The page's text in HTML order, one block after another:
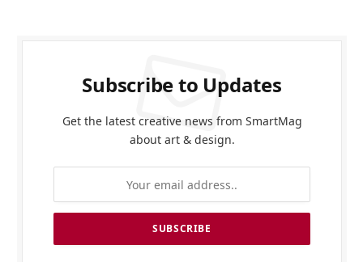
Subscribe to Updates
Get the latest creative news from SmartMag
about art & design.